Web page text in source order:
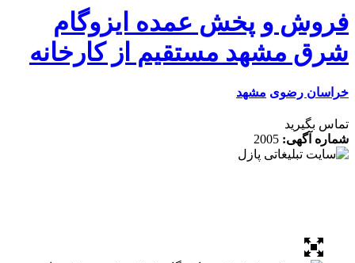
و پخش عمده ایزوگام
مشهد مستقیم از کارخانه
رضوی مشهد
بگیرید
آگهی:2005